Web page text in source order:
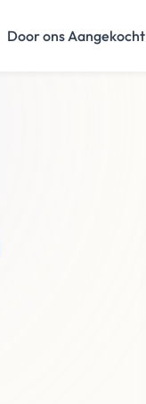
Door ons Aangekocht